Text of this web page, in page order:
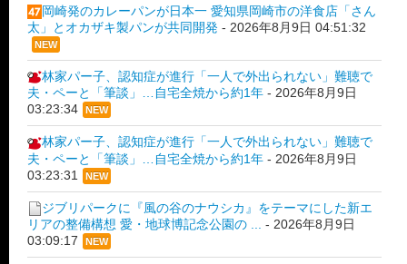
岡崎発のカレーパンが日本一 愛知県岡崎市の洋食店「さん
太」とオカザキ製パンが共同開発 - 2026年8月9日 04:51:32
NEW
林家パー子、認知症が進行「一人で外出られない」難聴で
夫・ペーと「筆談」…自宅全焼から約1年 - 2026年8月9日
03:23:34
NEW
林家パー子、認知症が進行「一人で外出られない」難聴で
夫・ペーと「筆談」…自宅全焼から約1年 - 2026年8月9日
03:23:31
NEW
ジブリパークに『風の谷のナウシカ』をテーマにした新エ
リアの整備構想 愛・地球博記念公園の ...
- 2026年8月9日
03:09:17
NEW